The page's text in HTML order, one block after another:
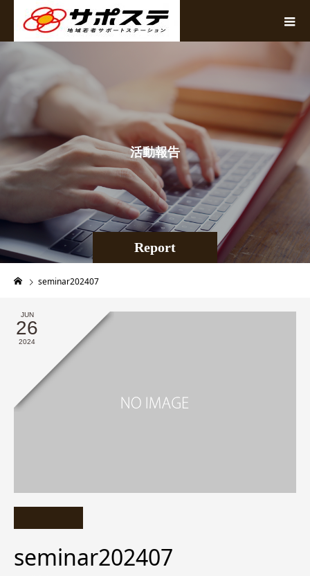
Report
活動報告
seminar202407
JUN
26
2024
seminar202407